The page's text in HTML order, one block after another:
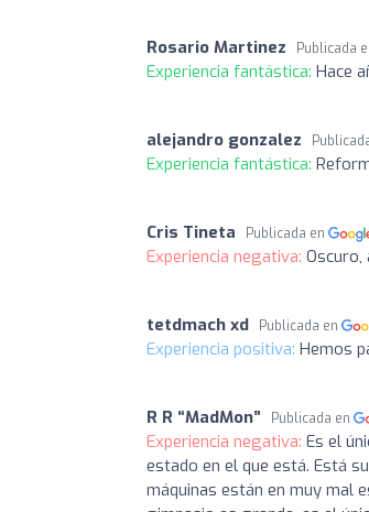
Rosario Martinez Publicada
Experiencia fantástica: Hace
alejandro gonzalez
Experiencia fantástica:
Cris Tineta Publicada en
Experiencia negativa: Oscuro,
tetdmach xd Publicada en
Experiencia positiva: Hemos
R R “MadMon” Publicada en
Experiencia negativa: Es el
estado en el que está. Está
máquinas están en muy mal